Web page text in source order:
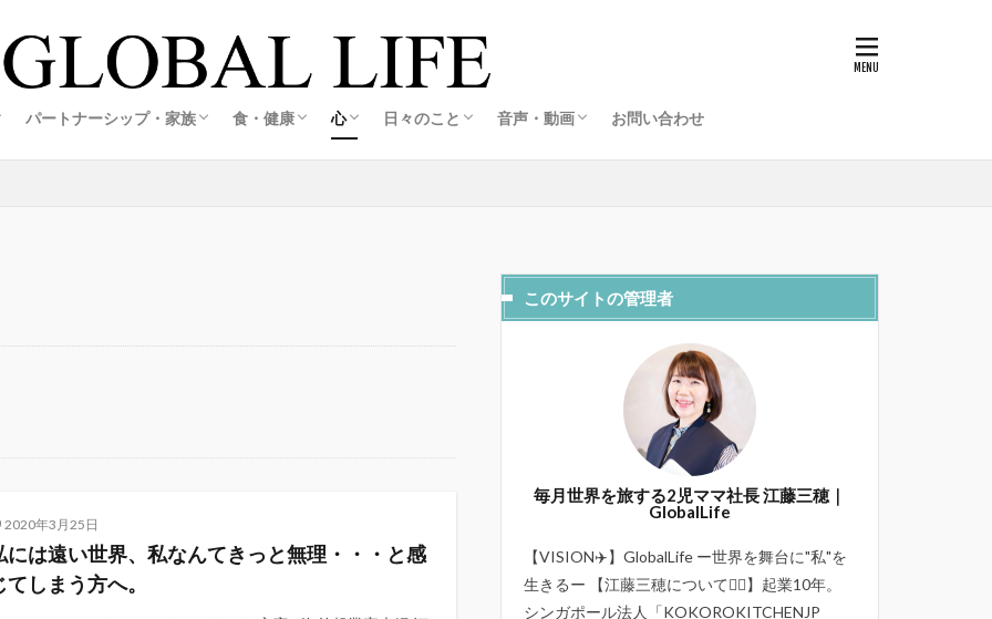
創り方
の創り方
旅する暮らし
テル
メ＆観光
生活
グルメ＆観光
＆観光
＆観光
する海外起業家夫婦レポ
する海外起業家夫婦レポ
パートナーシップ・家族
恋愛・婚活
結婚・夫婦
妊娠・出産
海外起業家夫婦の出会いと結婚ストーリー
江藤誠哉(彼)コラム
食・健康
こころキッチン
料理・おうちごはん
オーガニック&エコライフ
心
心の整え方
日々のこと
日々の記録
私の想い
音声・動画
グローバルライフラジオ
海外起業家夫婦のライフデザインチャンネル
お問い合わせ
2020年3月25日
には遠い世界、私なんてきっと無理・・・と感
てしまう方へ。
このサイトの管理者
毎月世界を旅する2児ママ社長 江藤三穂｜
GlobalLife
【VISION✈️】GlobalLife ー世界を舞台に"私"を
生きるー 【江藤三穂について💁‍♀️】起業10年。
シンガポール法人「KOKOROKITCHENJP